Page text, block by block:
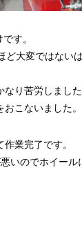
す。
ど大変ではない
り苦労しました
こないました。
業完了です。
いのでホイール